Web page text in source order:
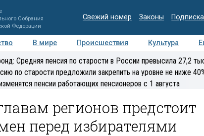
Собрания
Федерации
Свежий номер Законы Подписка
В мире Происшествия Культура
Регионы Медиацентр Интервью
Средняя пенсия по старости в России превысила 27,2
по старости предложили закрепить на уровне не ниже
пенсии работающих пенсионеров с 1 августа
регионов предстоит
перед избирателями